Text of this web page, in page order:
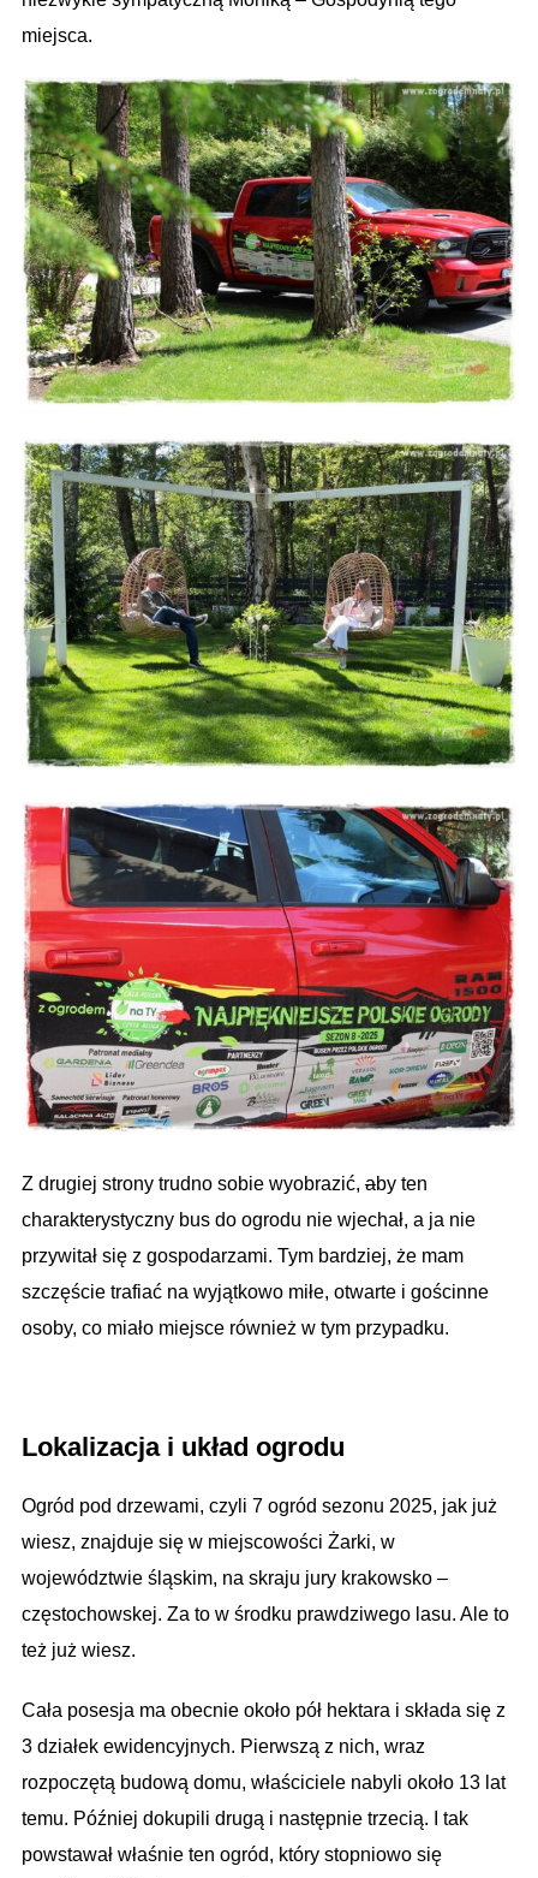
miejsca.
Z drugiej strony trudno sobiewyobrazić, aby ten
charakterystyczny bus do ogrodu nie wjechał, a ja nie
przywitał się z gospodarzami. Tym bardziej, że mam
szczęście trafiać na wyjątkowo miłe, otwarte i gościnne
osoby, co miało miejsce również w tym przypadku.
Lokalizacja i układ ogrodu
Ogród pod drzewami, czyli 7 ogród sezonu 2025, jak już
wiesz, znajduje się w miejscowości Żarki, w
województwie śląskim, na skraju jury krakowsko –
częstochowskej. Za to w środku prawdziwego lasu. Ale to
też już wiesz.
Cała posesja ma obecnie około pół hektara i składa się z
3 działek ewidencyjnych. Pierwszą z nich, wraz
rozpoczętą budową domu, właściciele nabyli około 13 lat
temu. Później dokupili drugą i następnie trzecią. I tak
powstawał właśnie ten ogród, który stopniowo się